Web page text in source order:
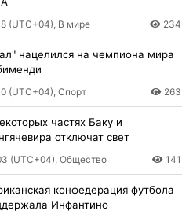
(UTC+04), В мире 234
нацелился на чемпиона мира
(UTC+04), Спорт 263
частях Баку и
отключат свет
(UTC+04), Общество 141
конфедерация футбола
Инфантино